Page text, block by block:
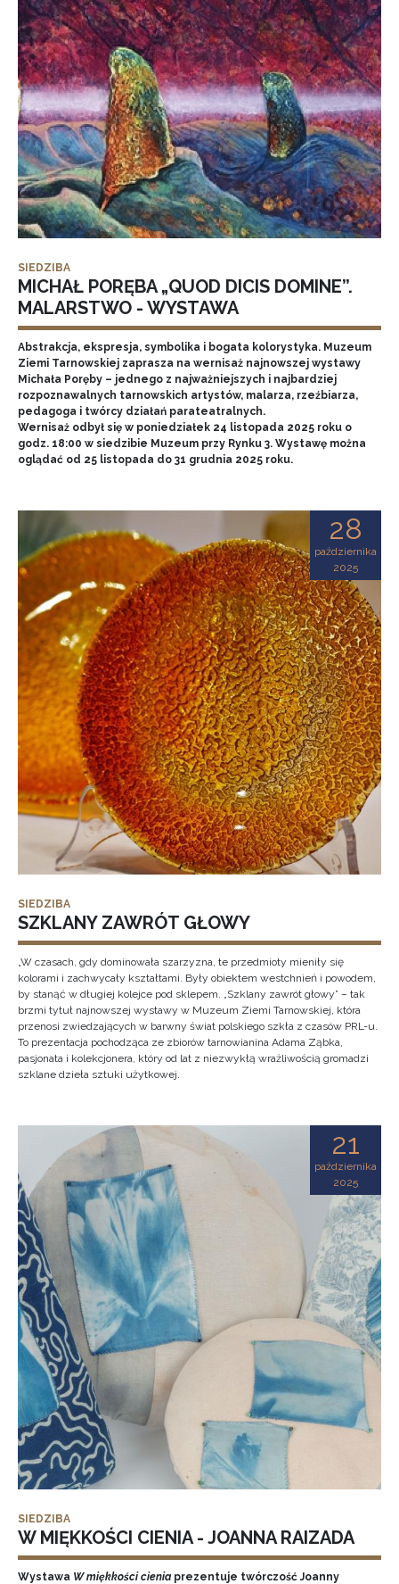
SIEDZIBA
MICHAŁ PORĘBA „QUOD DICIS DOMINE”.
MALARSTWO - WYSTAWA
Abstrakcja, ekspresja, symbolika i bogata kolorystyka. Muzeum
Ziemi Tarnowskiej zaprasza na wernisaż najnowszej wystawy
Michała Poręby – jednego z najważniejszych i najbardziej
rozpoznawalnych tarnowskich artystów, malarza, rzeźbiarza,
pedagoga i twórcy działań parateatralnych.
Wernisaż odbył się w poniedziałek 24 listopada 2025 roku o
godz. 18:00 w siedzibie Muzeum przy Rynku 3. Wystawę można
oglądać od 25 listopada do 31 grudnia 2025 roku.
28
października
2025
SIEDZIBA
SZKLANY ZAWRÓT GŁOWY
„W czasach, gdy dominowała szarzyzna, te przedmioty mieniły się
kolorami i zachwycały kształtami. Były obiektem westchnień i powodem,
by stanąć w długiej kolejce pod sklepem. „Szklany zawrót głowy” – tak
brzmi tytuł najnowszej wystawy w Muzeum Ziemi Tarnowskiej, która
przenosi zwiedzających w barwny świat polskiego szkła z czasów PRL-u.
To prezentacja pochodząca ze zbiorów tarnowianina Adama Ząbka,
pasjonata i kolekcjonera, który od lat z niezwykłą wrażliwością gromadzi
szklane dzieła sztuki użytkowej.
21
października
2025
SIEDZIBA
W MIĘKKOŚCI CIENIA - JOANNA RAIZADA
Wystawa W miękkości cieniaprezentuje twórczość Joanny